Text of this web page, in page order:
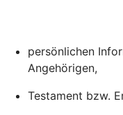
persönlichen
Angehörigen,
Testament bzw.